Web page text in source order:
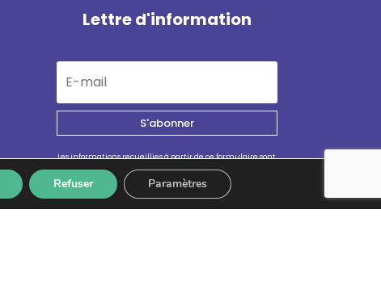
Lettre d'information
S'abonner
Les informations recueillies à partir de ce formulaire sont
enregistrées et transmises à GPS pour le traitement de
votre message. Aucun autre traitement ne sera effectué
avec mes informations. Vous disposez d'un droit d'accès,
de rectification et d'opposition aux données vous
concernant. Vous pouvez vous désinscrire en accédant au
Refuser Paramètres